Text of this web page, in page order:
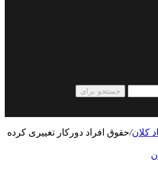
جستجو برای
كلان/حقوق افراد دورکار تغییری کرده